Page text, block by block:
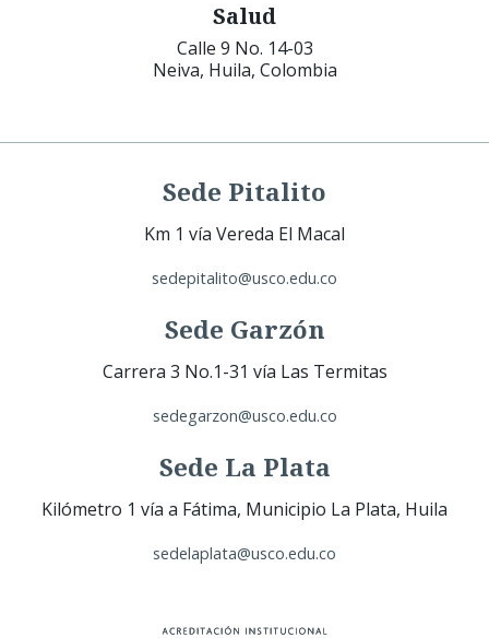
Salud
Calle 9 No. 14-03
Neiva, Huila, Colombia
Sede Pitalito
Km 1 vía Vereda El Macal
sedepitalito@usco.edu.co
Sede Garzón
Carrera 3 No.1-31 vía Las Termitas
sedegarzon@usco.edu.co
Sede La Plata
Kilómetro 1 vía a Fátima, Municipio La Plata, Huila
sedelaplata@usco.edu.co